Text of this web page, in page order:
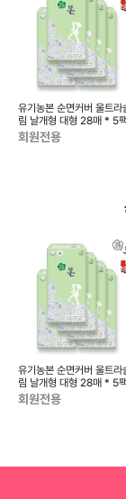
소재지
유기농본 순면커버 울트라
림 날개형 대형 28매 * 5
회원전용
유기농본 순면커버 울트라
림 날개형 대형 28매 * 5
회원전용